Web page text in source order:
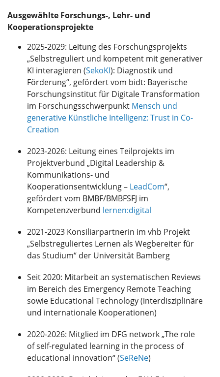
Ausgewählte Forschungs-, Lehr- und
Kooperationsprojekte
2025-2029: Leitung des Forschungsprojekts
„Selbstreguliert und kompetent mit generativer
KI interagieren (SekoKI): Diagnostik und
Förderung“, gefördert vom bidt: Bayerische
Forschungsinstitut für Digitale Transformation
im Forschungsschwerpunkt Mensch und
generative Künstliche Intelligenz: Trust in Co-
Creation
2023-2026: Leitung eines Teilprojekts im
Projektverbund „Digital Leadership &
Kommunikations- und
Kooperationsentwicklung – LeadCom“,
gefördert vom BMBF/BMBFSFJ im
Kompetenzverbund lernen:digital
2021-2023 Konsiliarpartnerin im vhb Projekt
„Selbstreguliertes Lernen als Wegbereiter für
das Studium“ der Universität Bamberg
Seit 2020: Mitarbeit an systematischen Reviews
im Bereich des Emergency Remote Teaching
sowie Educational Technology (interdisziplinäre
und internationale Kooperationen)
2020-2026: Mitglied im DFG network „The role
of self-regulated learning in the process of
educational innovation“ (SeReNe)